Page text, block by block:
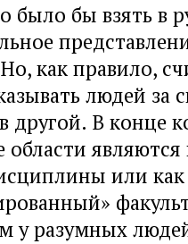
было бы взять в
как правило,
людей за
другой. В конце
области
или
у разумных